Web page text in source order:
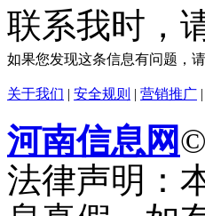
联系我时，
如果您发现这条信息有问题，
关于我们 | 安全规则 | 营销推广 |
河南信息网
法律声明：